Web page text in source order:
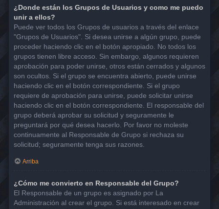
¿Donde están los Grupos de Usuarios y como me puedo
unir a ellos?
Puede ver todos los Grupos de usuarios a través del enlace
"Grupos de Usuarios". Si desea unirse a algún grupo, puede
proceder haciendo clic en el botón apropiado. No todos los
grupos tienen libre acceso. Sin embargo, algunos requieren
aprobación para poder unirse, otros están cerrados y algunos
son ocultos. Si el grupo se encuentra abierto, puede unirse
haciendo clic en el botón correspondiente. Si el grupo
requiere de aprobación para unirse, puede solicitar unirse
haciendo clic en el botón correspondiente. El responsable del
grupo deberá aprobar su solicitud y seguramente le
preguntará por qué desea hacerlo. Por favor no moleste
continuamente al Responsable de Grupo si rechaza su
solicitud; seguramente tenga sus razones.
Arriba
¿Cómo me convierto en Responsable del Grupo?
El Responsable de un grupo es asignado por La
Administración al crear el grupo. Si está interesado en crear